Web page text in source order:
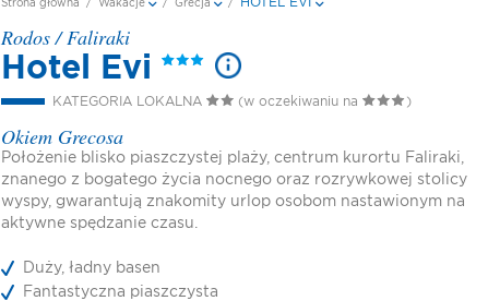
Strona główna / Wakacje / Grecja /
Rodos/Faliraki
Hotel Evi
KATEGORIA LOKALNA (w oczekiwaniu na )
Okiem Grecosa
Położenie blisko piaszczystej plaży, centrum kurortu Faliraki,
znanego z bogatego życia nocnego oraz rozrywkowej stolicy
wyspy, gwarantują znakomity urlop osobom nastawionym na
aktywne spędzanie czasu.
Duży, ładny basen
Fantastyczna piaszczysta